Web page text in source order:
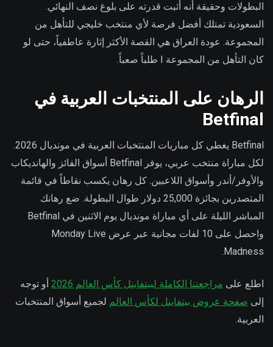
البطولات وحقيقة أنه أثبت قدرته على بلوغ نصف النهائي.
السعودية تمتلك أفضل فرصة لأي منتخب خليجي للتأهل من
المجموعة. عودة العراق هي القصة الأكثر إثارة عاطفياً، حتى لو
كان التأهل من المجموعة I طلباً صعباً.
الرهان على المنتخبات العربية في
Betfinal
Betfinal يغطي كل مباريات المنتخبات العربية في مونديال 2026.
لكل مباراة منتخب عربي، يوفر Betfinal أسواق الفائز والهانديكاب
والأوفر/أندر وأسواق اللاعبين. كل رهان يكسب نقاطاً في قائمة
المتصدرين بجائزة 25,000 دولار طوال البطولة. ضع رهانك
المباشر الليلة على أي مباراة مونديال يوم الاثنين في Betfinal
واحصل على 10 لفات مجانية عبر عرض Monday Live
Madness.
اطلع على مراجعتنا الكاملة لبيتفاينل كأس العالم 2026
أو توجه
إلى صفحة عروض بيتفاينل لكأس العالم لجميع أسواق المنتخبات
العربية.